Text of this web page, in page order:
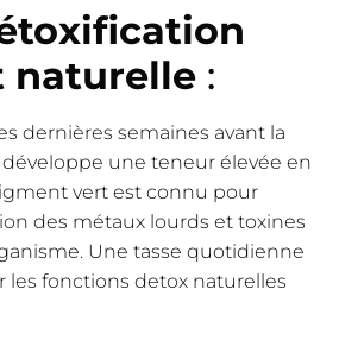
naturelle :
dernières semaines avant la
une teneur élevée en
vert est connu pour
des métaux lourds et toxines
Une tasse quotidienne
les fonctions detox naturelles